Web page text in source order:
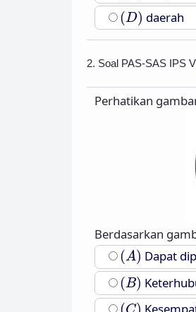
( D)
(D) daerah
2. Soal PAS-SAS IPS
Perhatikan
Berdasarkan
(A)
(A) Dapat
(B)
(B)
(C)